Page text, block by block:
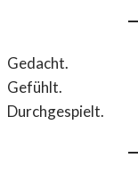
Gedacht.
Gefühlt.
Durchgespielt.